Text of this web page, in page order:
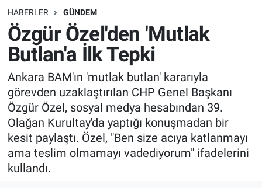
HABERLER GÜNDEM
Özgür Özel'den 'Mutlak
Butlan'a İlk Tepki
Ankara BAM'ın 'mutlak butlan' kararıyla
görevden uzaklaştırılan CHP Genel Başkanı
Özgür Özel, sosyal medya hesabından 39.
Olağan Kurultay'da yaptığı konuşmadan bir
kesit paylaştı. Özel, "Ben size acıya katlanmayı
ama teslim olmamayı vadediyorum" ifadelerini
kullandı.
Magazin
Tüm Haberler
İletişim
Künye
Trafik Durumu
Süper Lig Puan Durumu ve Fikstür
Tüm Manşetler
Son Dakika Haberleri
Haber Arşivi